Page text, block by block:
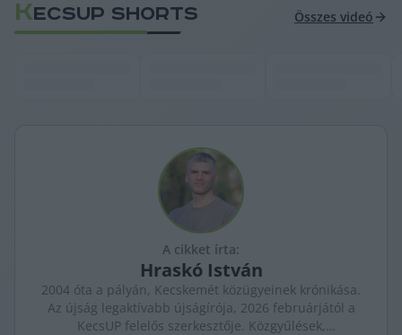
KECSUP SHORTS Összes videó
A cikket írta:
Hraskó István
2004 óta a pályán, Kecskemét közügyeinek krónikása.
Az újság legaktívabb újságírója, 2026 februárjától a
KecsUP felelős szerkesztője. Közgyűlések,